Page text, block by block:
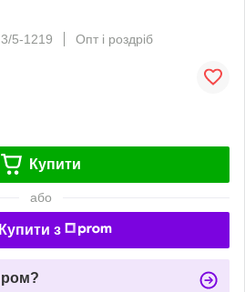
5-1219
Опт і роздріб
Купити
або
Купити з